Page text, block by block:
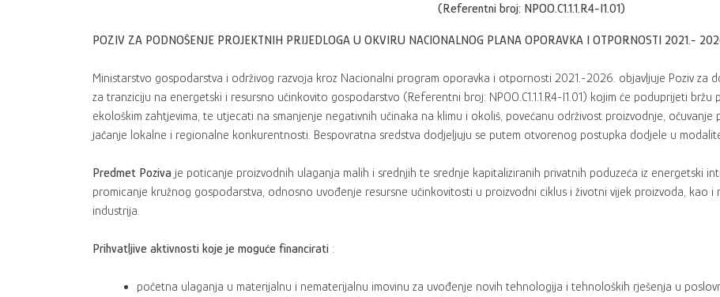
(Referentni broj: NPOO.C1.1.1.R4-I1.01)
POZIV ZA PODNOŠENJE PROJEKTNIH PRIJEDLOGA U OKVIRU NACIONALNOG PLANA OPORAVKA I OTPORNOSTI 2021.-
Ministarstvo gospodarstva i održivog razvoja kroz Nacionalni program oporavka i otpornosti 2021.-2026. objavljuje Poziv za
za tranziciju na energetski i resursno učinkovito gospodarstvo (Referentni broj: NPOO.C1.1.1.R4-I1.01) kojim će poduprijeti
ekološkim zahtjevima, te utjecati na smanjenje negativnih učinaka na klimu i okoliš, povećanu održivost proizvodnje,
jačanje lokalne i regionalne konkurentnosti. Bespovratna sredstva dodjeljuju se putem otvorenog postupka dodjele u
Predmet Poziva je poticanje proizvodnih ulaganja malih i srednjih te srednje kapitaliziranih privatnih poduzeća iz energetski
promicanje kružnog gospodarstva, odnosno uvođenje resursne učinkovitosti u proizvodni ciklus i životni vijek proizvoda, kao i
industrija.
Prihvatljive aktivnosti koje je moguće financirati :
početna ulaganja u materijalnu i nematerijalnu imovinu za uvođenje novih tehnologija i tehnoloških rješenja u